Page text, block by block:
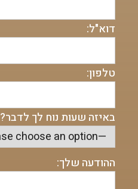
דוא"ל:
טלפון:
באיזה שעות נוח לך לדבר?
ההודעה שלך: